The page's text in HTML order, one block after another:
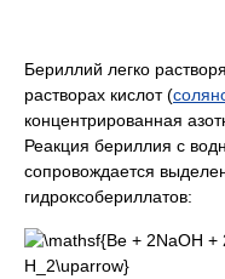
Бериллий легко
растворах кислот (
концентрированная
Реакция бериллия с
сопровождается
гидроксобериллатов: